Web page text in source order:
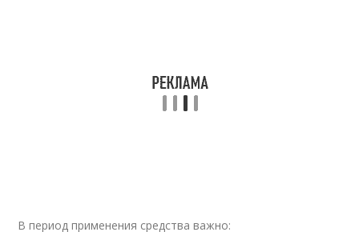
В период применения средства важно: